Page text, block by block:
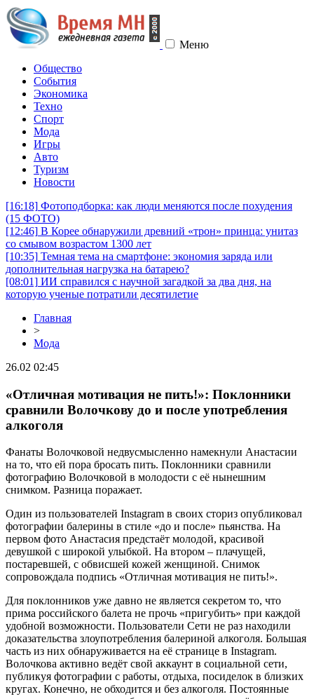
Меню
Общество
События
Экономика
Техно
Спорт
Мода
Игры
Авто
Туризм
Новости
[16:18] Фотоподборка: как люди меняются после похудения
(15 ФОТО)
[12:46] В Корее обнаружили древний «трон» принца: унитаз
со смывом возрастом 1300 лет
[10:35] Темная тема на смартфоне: экономия заряда или
дополнительная нагрузка на батарею?
[08:01] ИИ справился с научной загадкой за два дня, на
которую ученые потратили десятилетие
Главная
>
Мода
26.02 02:45
«Отличная мотивация не пить!»: Поклонники
сравнили Волочкову до и после употребления
алкоголя
Фанаты Волочковой недвусмысленно намекнули Анастасии
на то, что ей пора бросать пить. Поклонники сравнили
фотографию Волочковой в молодости с её нынешним
снимком. Разница поражает.
Один из пользователей Instagram в своих сториз опубликовал
фотографии балерины в стиле «до и после» пьянства. На
первом фото Анастасия предстаёт молодой, красивой
девушкой с широкой улыбкой. На втором – плачущей,
постаревшей, с обвисшей кожей женщиной. Снимок
сопровождала подпись «Отличная мотивация не пить!».
Для поклонников уже давно не является секретом то, что
прима российского балета не прочь «пригубить» при каждой
удобной возможности. Пользователи Сети не раз находили
доказательства злоупотребления балериной алкоголя. Большая
часть из них обнаруживается на её странице в Instagram.
Волочкова активно ведёт свой аккаунт в социальной сети,
публикуя фотографии с работы, отдыха, посиделок в близких
кругах. Конечно, не обходится и без алкоголя. Постоянные